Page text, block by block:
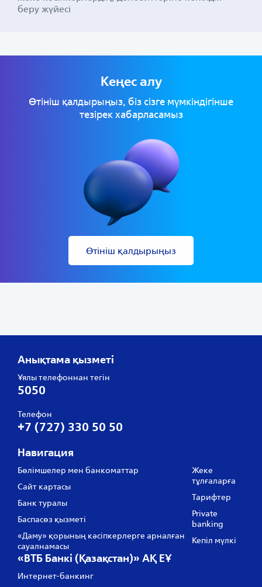
беру жүйесі
Кеңес алу
Өтініш қалдырыңыз, біз сізге мүмкіндігінше
тезірек хабарласамыз
Өтініш қалдырыңыз
Анықтама қызметі
Ұялы телефоннан тегін
5050
Телефон
+7 (727) 330 50 50
Навигация
Бөлімшелер мен банкоматтар
Сайт картасы
Банк туралы
Баспасөз қызметі
«Даму» қорының кәсіпкерлерге арналған
сауалнамасы
Жеке
тұлғаларға
Тарифтер
Private
banking
Кепіл мүлкі
«ВТБ Банкі (Қазақстан)» АҚ ЕҰ
Интернет-банкинг